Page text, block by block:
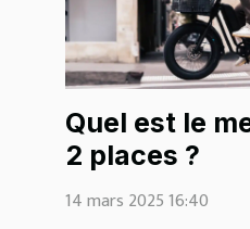
Quel est le
2 places ?
14 mars 2025 16:40